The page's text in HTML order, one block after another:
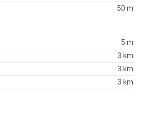
50 m
5 m
3 km
3 km
3 km